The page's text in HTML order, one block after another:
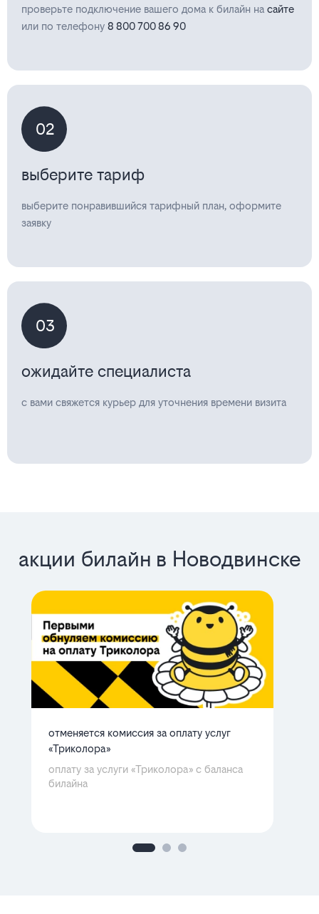
проверьте подключение вашего дома к билайн на сайте
или по телефону 8 800 700 86 90
02
выберите тариф
выберите понравившийся тарифный план, оформите
заявку
03
ожидайте специалиста
с вами свяжется курьер для уточнения времени визита
акции билайн в Новодвинске
отменяется комиссия за оплату услуг
«Триколора»
оплату за услуги «Триколора» с баланса
билайна